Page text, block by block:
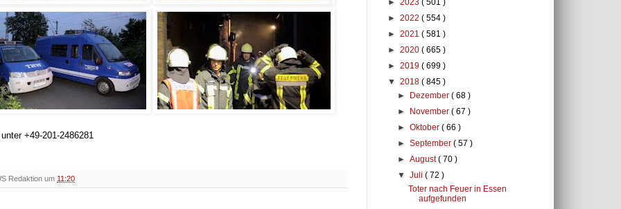
+49-201-2486281
Redaktion um 11:20
► 2023 ( 501 )
► 2022 ( 554 )
► 2021 ( 581 )
► 2020 ( 665 )
► 2019 ( 699 )
▼ 2018 ( 845 )
►
Dezember( 68 )
►
November( 67 )
►Oktober( 66 )
►September( 57 )
►August( 70 )
▼Juli( 72 )
Toter nach Feuer in Essen
aufgefunden